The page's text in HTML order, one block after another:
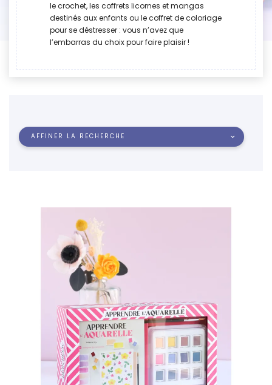
le crochet, les coffrets licornes et mangas
destinés aux enfants ou le coffret de coloriage
pour se déstresser : vous n’avez que
l’embarras du choix pour faire plaisir !
AFFINER LA RECHERCHE